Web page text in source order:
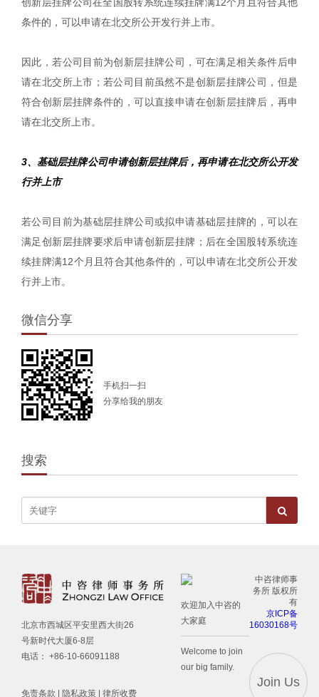
条件的，可以申请在北交所公开发行并上市。
因此，若公司目前为创新层挂牌公司，可在满足相关条件后申
请在北交所上市；若公司目前虽然不是创新层挂牌公司，但是
符合创新层挂牌条件的，可以直接申请在创新层挂牌后，再申
请在北交所上市。
3、基础层挂牌公司申请创新层挂牌后，再申请在北交所公开发
行并上市
若公司目前为基础层挂牌公司或拟申请基础层挂牌的，可以在
满足创新层挂牌要求后申请创新层挂牌；后在全国股转系统连
续挂牌满12个月且符合其他条件的，可以申请在北交所公开发
行并上市。
微信分享
手机扫一扫
分享给我的朋友
搜索
北京市西城区平安里西大街26
号新时代大厦6-8层
电话： +86-10-66091188
免责条款 隐私政策 律所收费
欢迎加入中咨的
大家庭
Welcome to join
our big family.
中咨律师事
务所 版权所
有
京ICP备
16030168号
Join Us